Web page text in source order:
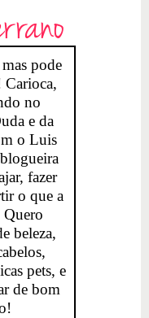
pode
Carioca,
no
e da
o Luis
fazer
o que a
beleza,
pets, e
de bom